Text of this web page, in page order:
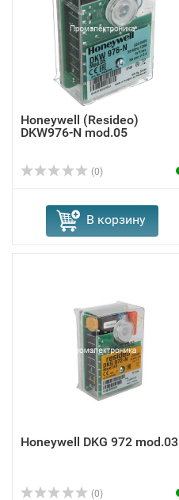
Honeywell (Resideo)
DKW976-N mod.05
(0)
В корзину
Honeywell DKG 972 mod.03
(0)